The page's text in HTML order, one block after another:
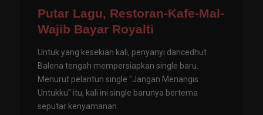
Putar Lagu, Restoran-Kafe-Mal-
Wajib Bayar Royalti
Untuk yang kesekian kali, penyanyi dancedhut
Balena tengah mempersiapkan single baru.
Menurut pelantun single "Jangan Menangis
Untukku" itu, kali ini single barunya bertema
seputar kenyamanan.